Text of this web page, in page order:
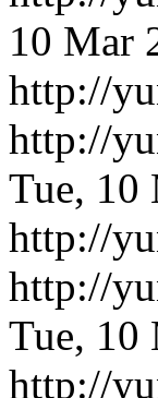
10 Mar
http://
http://
Tue, 10
http://
http://
Tue, 10
http://